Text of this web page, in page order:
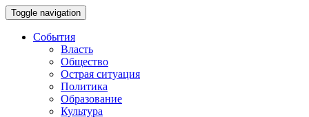
Toggle navigation
События
Власть
Общество
Острая ситуация
Политика
Образование
Культура